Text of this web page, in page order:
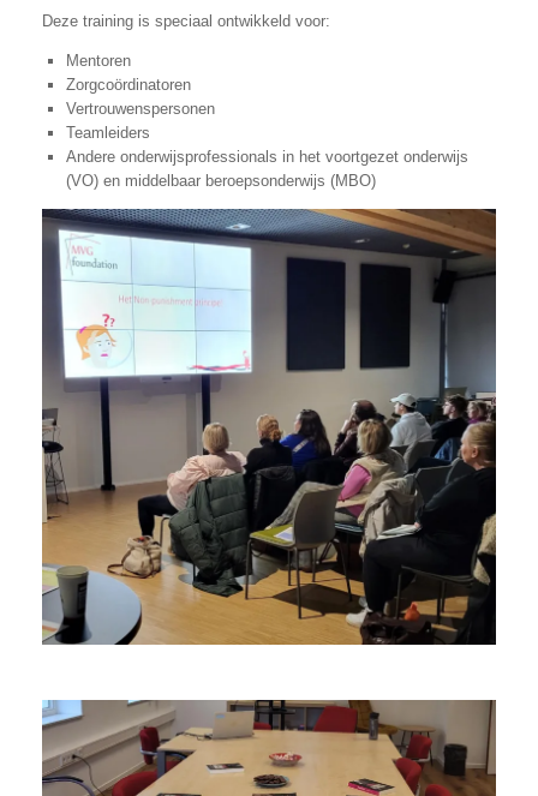
Deze training is speciaal ontwikkeld voor:
Mentoren
Zorgcoördinatoren
Vertrouwenspersonen
Teamleiders
Andere onderwijsprofessionals in het voortgezet onderwijs
(VO) en middelbaar beroepsonderwijs (MBO)